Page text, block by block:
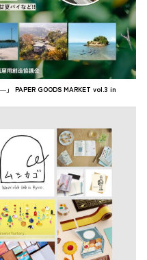
PAPER GOODS MARKET vol.3 in